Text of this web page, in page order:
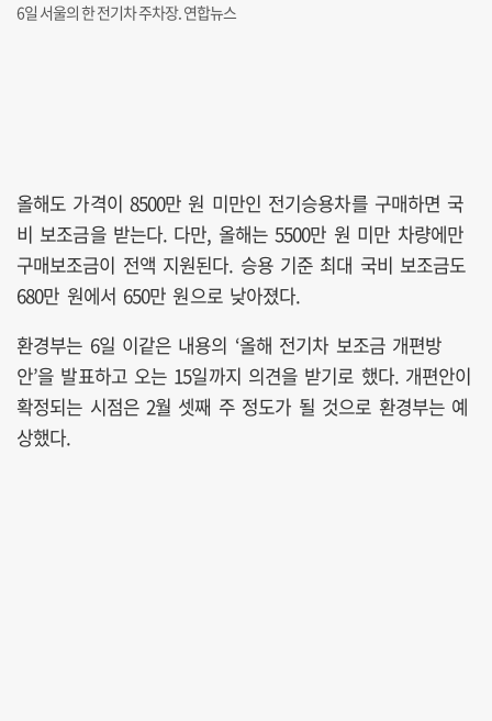
6일 서울의 한 전기차 주차장. 연합뉴스
올해도 가격이 8500만 원 미만인 전기승용차를 구매하면 국
비 보조금을 받는다. 다만, 올해는 5500만 원 미만 차량에만
구매보조금이 전액 지원된다. 승용 기준 최대 국비 보조금도
680만 원에서 650만 원으로 낮아졌다.
환경부는 6일 이같은 내용의 ‘올해 전기차 보조금 개편방
안’을 발표하고 오는 15일까지 의견을 받기로 했다. 개편안이
확정되는 시점은 2월 셋째 주 정도가 될 것으로 환경부는 예
상했다.